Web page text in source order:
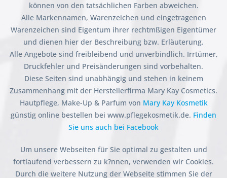
können von den tatsächlichen Farben abweichen.
Alle Markennamen, Warenzeichen und eingetragenen
Warenzeichen sind Eigentum ihrer rechtmßigen Eigentümer
und dienen hier der Beschreibung bzw. Erläuterung.
Alle Angebote sind freibleibend und unverbindlich. Irrtümer,
Druckfehler und Preisänderungen sind vorbehalten.
Diese Seiten sind unabhängig und stehen in keinem
Zusammenhang mit der Herstellerfirma Mary Kay Cosmetics.
Hautpflege, Make-Up & Parfum von Mary Kay Kosmetik
günstig online bestellen bei www.pflegekosmetik.de. Finden
Sie uns auch bei Facebook
Um unsere Webseiten für Sie optimal zu gestalten und
fortlaufend verbessern zu k?nnen, verwenden wir Cookies.
Durch die weitere Nutzung der Webseite stimmen Sie der